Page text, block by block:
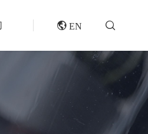
分选分离设备
方案及核心设备
 EN